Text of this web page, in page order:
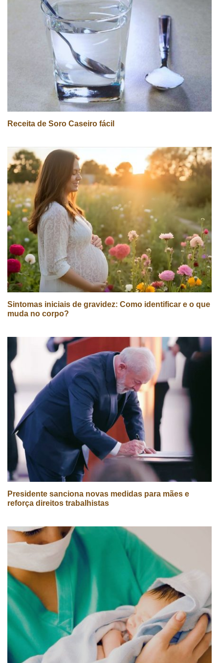
Receita de Soro Caseiro fácil
Sintomas iniciais de gravidez: Como identificar e o que
muda no corpo?
Presidente sanciona novas medidas para mães e
reforça direitos trabalhistas